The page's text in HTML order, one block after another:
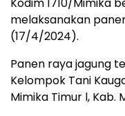
Kodim 1710/Mimika
melaksanakan
(17/4/2024).
Panen raya jagung
Kelompok Tani
Mimika Timur l, Kab.